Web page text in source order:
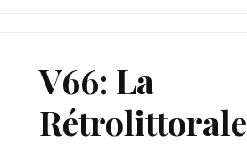
V66: La
Rétrolittorale